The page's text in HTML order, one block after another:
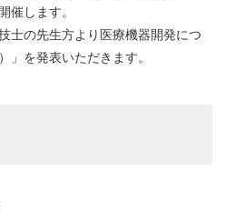
催します。
士の先生方より医療機器開発につ
」を発表いただきます。